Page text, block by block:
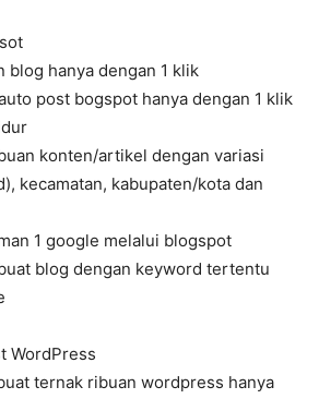
blog hanya dengan 1 klik
post bogspot hanya dengan 1 klik
konten/artikel dengan variasi
kecamatan, kabupaten/kota dan
1 google melalui blogspot
blog dengan keyword tertentu
WordPress
ternak ribuan wordpress hanya